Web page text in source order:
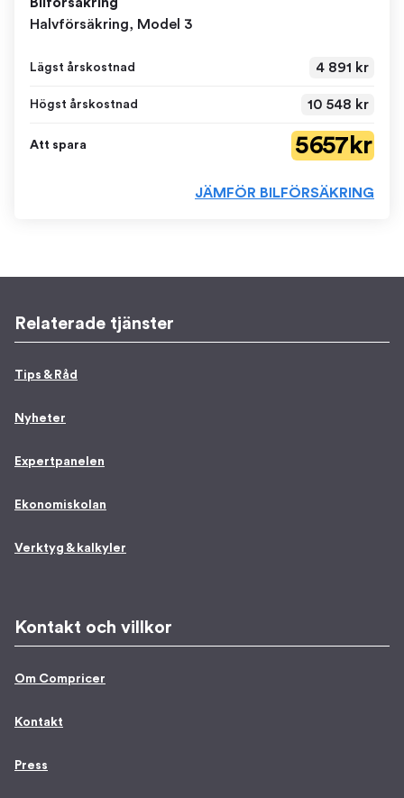
Bilförsäkring
Halvförsäkring, Model 3
Lägst årskostnad 4 891 kr
Högst årskostnad 10 548 kr
Att spara 5 657 kr
JÄMFÖR BILFÖRSÄKRING
Relaterade tjänster
Tips & Råd
Nyheter
Expertpanelen
Ekonomiskolan
Verktyg & kalkyler
Kontakt och villkor
Om Compricer
Kontakt
Press